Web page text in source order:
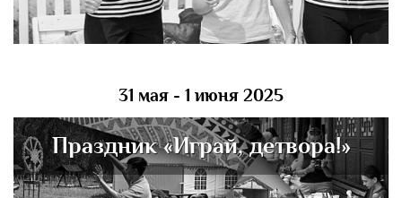
31 мая - 1 июня 2025
Праздник «Играй, детвора!»